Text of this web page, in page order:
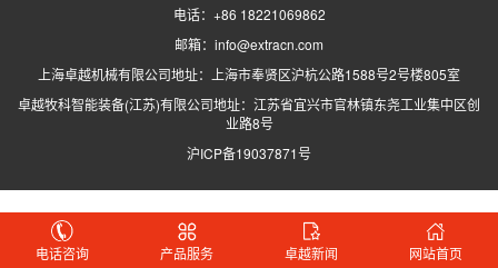
电话：+86 18221069862
邮箱：info@extracn.com
上海卓越机械有限公司地址：上海市奉贤区沪杭公路1588号2号楼805室
卓越牧科智能装备(江苏)有限公司地址：江苏省宜兴市官林镇东尧工业集中区创
业路8号
沪ICP备19037871号
电话咨询 产品服务 卓越新闻 网站首页